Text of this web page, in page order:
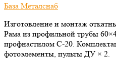
Изготовление и монтаж
Рама из профильной трубы
профнастилом С-20.
фотоэлементы, пульты ДУ × 2.